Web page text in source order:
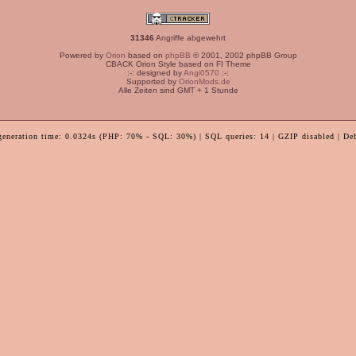
31346 Angriffe abgewehrt
Powered by Orion based on phpBB © 2001, 2002 phpBB Group
CBACK Orion Style based on FI Theme
:-: designed byAngi0570 :-:
Supported by OrionMods.de
Alle Zeiten sind GMT + 1 Stunde
time: 0.0324s (PHP: 70% - SQL: 30%) | SQL queries: 14 | GZIP disabled |